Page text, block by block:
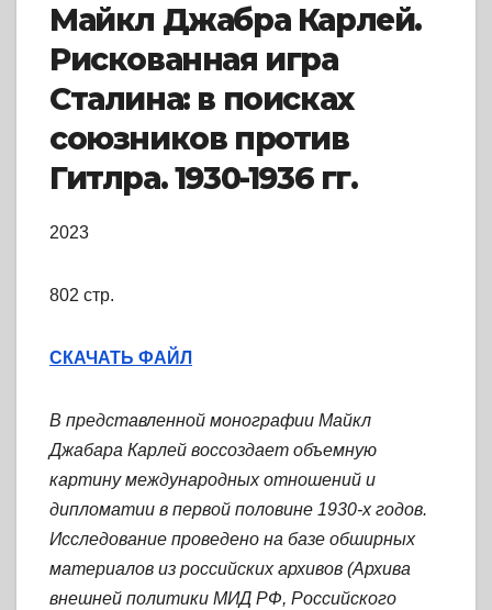
Майкл Джабра Карлей.
Рискованная игра
Сталина: в поисках
союзников против
Гитлра. 1930-1936 гг.
2023
802 стр.
СКАЧАТЬ ФАЙЛ
В представленной монографии Майкл
Джабара Карлей воссоздает объемную
картину международных отношений и
дипломатии в первой половине 1930-х годов.
Исследование проведено на базе обширных
материалов из российских архивов (Архива
внешней политики МИД РФ, Российского